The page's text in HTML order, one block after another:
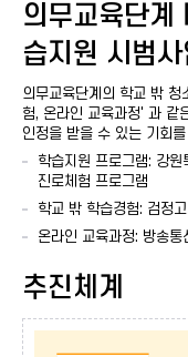
의무교육단계
습지원 시범
의무교육단계의 학교 밖
험, 온라인 교육과정' 과 같
인정을 받을 수 있는 기회
학습지원 프로그램: 강
진로체험 프로그램
학교 밖 학습경험: 검정
온라인 교육과정: 방송통
추진체계